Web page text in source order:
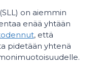
on aiemmin
enää yhtään
, että
pidetään yhtenä